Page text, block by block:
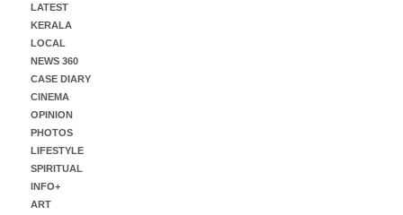
LATEST
KERALA
LOCAL
NEWS 360
CASE DIARY
CINEMA
OPINION
PHOTOS
LIFESTYLE
SPIRITUAL
INFO+
ART